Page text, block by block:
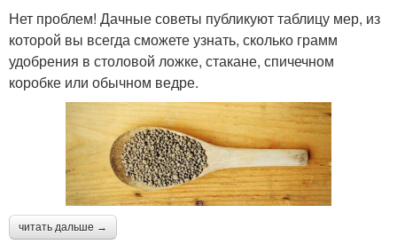
Нет проблем! Дачные советы публикуют таблицу мер, из
которой вы всегда сможете узнать, сколько грамм
удобрения в столовой ложке, стакане, спичечном
коробке или обычном ведре.
читать дальше →